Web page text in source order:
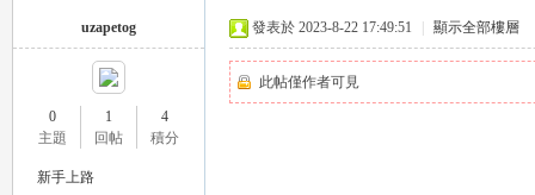
uzapetog
0
主題
1
回帖
4
積分
新手上路
發表於 2023-8-22 17:49:51 顯示全部樓層
此帖僅作者可見